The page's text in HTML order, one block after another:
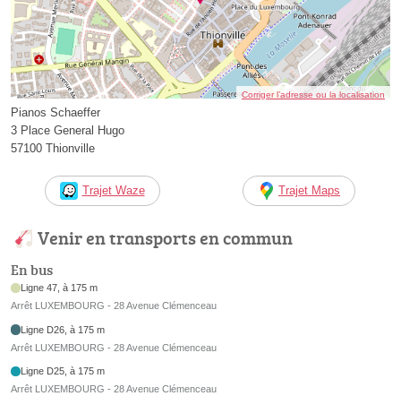
Corriger l’adresse ou la localisation
Pianos Schaeffer
3 Place General Hugo
57100 Thionville
Trajet Waze Trajet Maps
Venir en transports en commun
En bus
Ligne 47, à 175 m
Arrêt LUXEMBOURG - 28 Avenue Clémenceau
Ligne D26, à 175 m
Arrêt LUXEMBOURG - 28 Avenue Clémenceau
Ligne D25, à 175 m
Arrêt LUXEMBOURG - 28 Avenue Clémenceau